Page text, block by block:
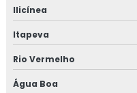
Ilicínea
Itapeva
Rio Vermelho
Água Boa